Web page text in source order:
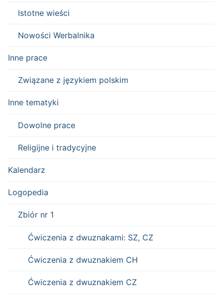
Istotne wieści
Nowości Werbalnika
Inne prace
Związane z językiem polskim
Inne tematyki
Dowolne prace
Religijne i tradycyjne
Kalendarz
Logopedia
Zbiór nr 1
Ćwiczenia z dwuznakami: SZ, CZ
Ćwiczenia z dwuznakiem CH
Ćwiczenia z dwuznakiem CZ